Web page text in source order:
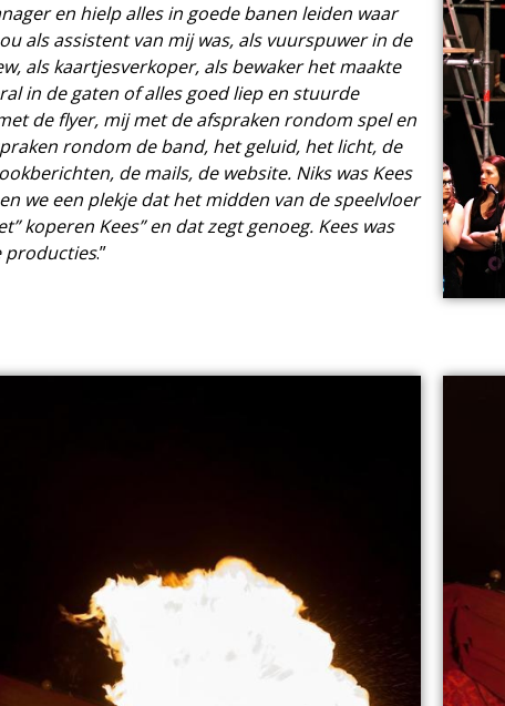
en hielp alles in goede banen leiden waar
als assistent van mij was, als vuurspuwer in de
als kaartjesverkoper, als bewaker het maakte
in de gaten of alles goed liep en stuurde
de flyer, mij met de afspraken rondom spel en
rondom de band, het geluid, het licht, de
de mails, de website. Niks was Kees
we een plekje dat het midden van de speelvloer
koperen Kees” en dat zegt genoeg. Kees was
producties.”